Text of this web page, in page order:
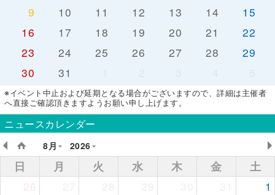
9
10 11 12 13 14
15
16
17 18 19 20 21
22
23
24 25 26 27 28
29
30
31 5
※イベント中止および延期となる場合がございますので、詳細は主催者
へ直接ご確認頂きますようお願い申し上げます。
ニュースカレンダー
8月
2026
日 月 火 水 木 金
土
26
1